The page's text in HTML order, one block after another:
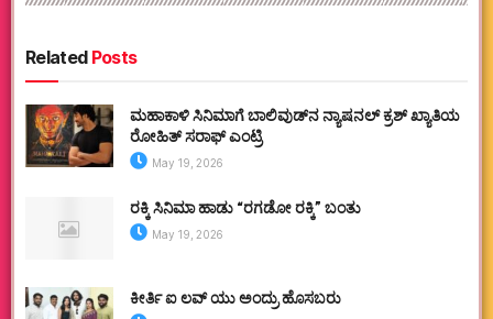
RelatedPosts
ಮಹಾಕಾಳಿ ಸಿನಿಮಾಗೆ ಬಾಲಿವುಡ್‌ನ ನ್ಯಾಷನಲ್ ಕ್ರಶ್ ಖ್ಯಾತಿಯ
ರೋಹಿತ್ ಸರಾಫ್ ಎಂಟ್ರಿ
May 19, 2026
ರಕ್ಕಿ ಸಿನಿಮಾ ಹಾಡು “ರಗಡೋ ರಕ್ಕಿ” ಬಂತು
May 19, 2026
ಕೀರ್ತಿ ಐ ಲವ್ ಯು ಅಂದ್ರು ಹೊಸಬರು